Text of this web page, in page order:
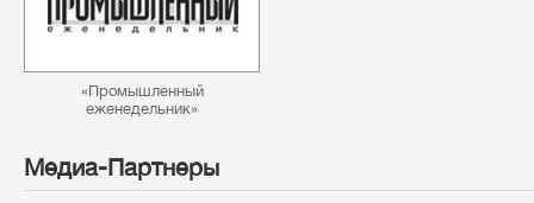
«Промышленный
еженедельник»
Медиа-Партнеры